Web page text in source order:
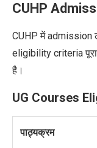
CUHP
CUHP में admission
eligibility criteria पूरा
है।
UG Courses
पाठ्यक्रम